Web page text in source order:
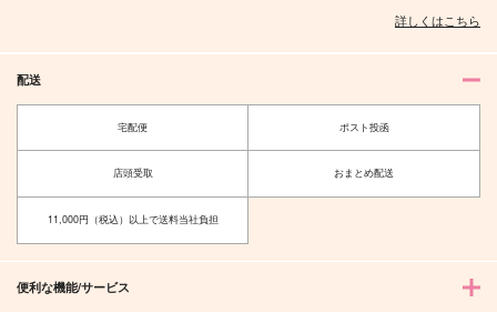
詳しくはこちら
配送
宅配便 ポスト投函
店頭受取 おまとめ配送
11,000円（税込）以上で送料当社負担
便利な機能/サービス